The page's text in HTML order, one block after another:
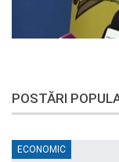
POSTĂRI
ECONOMIC